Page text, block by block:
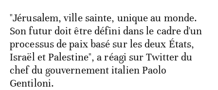
"Jérusalem, ville sainte, unique au monde.
Son futur doit être défini dans le cadre d'un
processus de paix basé sur les deux États,
Israël et Palestine", a réagi sur Twitter du
chef du gouvernement italien Paolo
Gentiloni.